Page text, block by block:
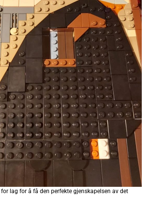
lag for å få den perfekte gjenskapelsen av det